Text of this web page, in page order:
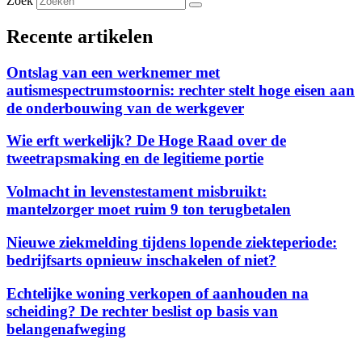
Recente artikelen
Ontslag van een werknemer met
autismespectrumstoornis: rechter stelt hoge eisen aan
de onderbouwing van de werkgever
Wie erft werkelijk? De Hoge Raad over de
tweetrapsmaking en de legitieme portie
Volmacht in levenstestament misbruikt:
mantelzorger moet ruim 9 ton terugbetalen
Nieuwe ziekmelding tijdens lopende ziekteperiode:
bedrijfsarts opnieuw inschakelen of niet?
Echtelijke woning verkopen of aanhouden na
scheiding? De rechter beslist op basis van
belangenafweging